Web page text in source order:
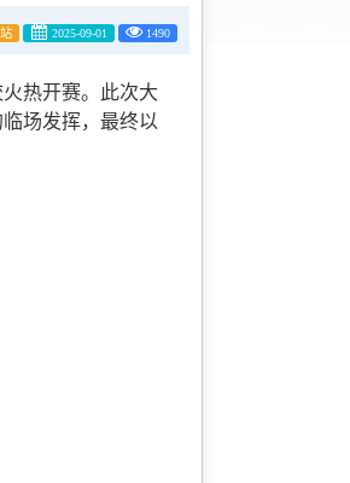
2025-09-01 1490
火热开赛。此次大
场发挥，最终以